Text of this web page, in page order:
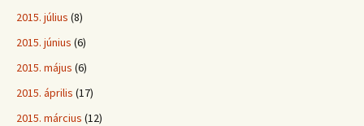
2015. július (8)
2015. június (6)
2015. május (6)
2015. április (17)
2015. március (12)